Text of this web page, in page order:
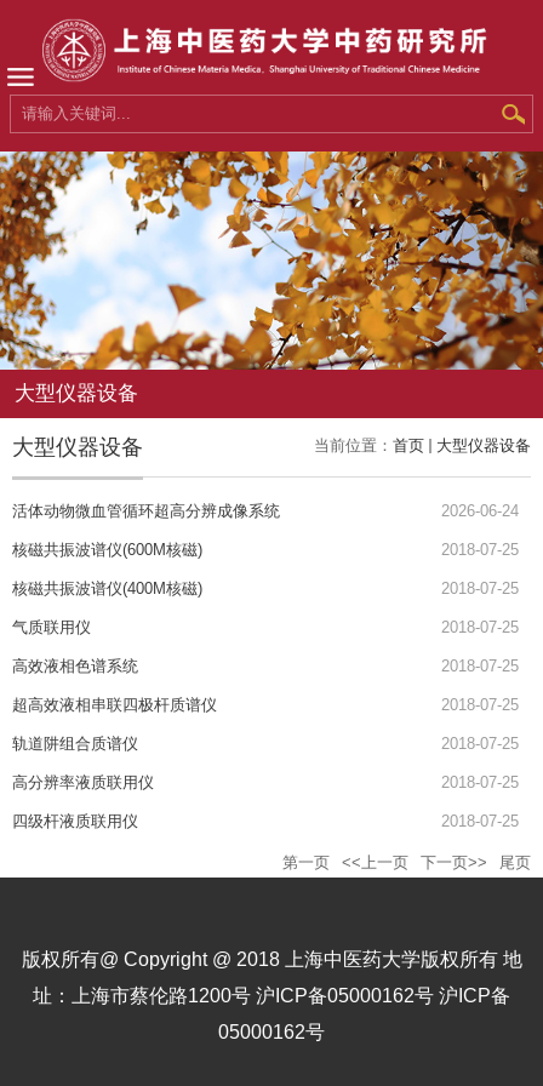
大型仪器设备
当前位置： 首页 大型仪器设备
大型仪器设备
活体动物微血管循环超高分辨成像系统 2026-06-24
核磁共振波谱仪(600M核磁) 2018-07-25
核磁共振波谱仪(400M核磁) 2018-07-25
气质联用仪 2018-07-25
高效液相色谱系统 2018-07-25
超高效液相串联四极杆质谱仪 2018-07-25
轨道阱组合质谱仪 2018-07-25
高分辨率液质联用仪 2018-07-25
四级杆液质联用仪 2018-07-25
第一页 <<上一页 下一页>> 尾页
版权所有@ Copyright @ 2018 上海中医药大学版权所有 地
址：上海市蔡伦路1200号 沪ICP备05000162号 沪ICP备
05000162号